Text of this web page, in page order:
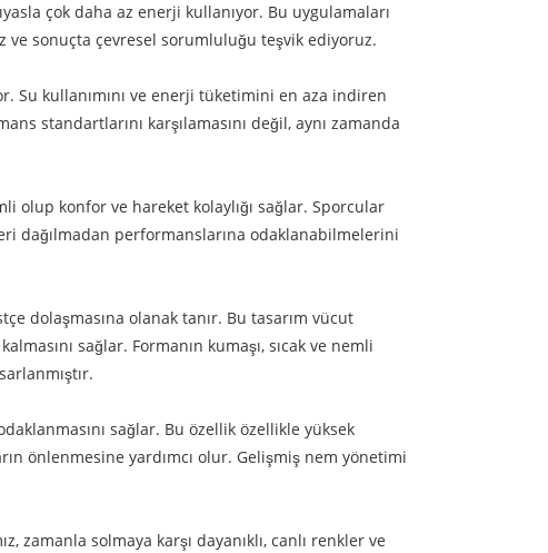
çok daha az enerji kullanıyor. Bu uygulamaları
ve sonuçta çevresel sorumluluğu teşvik ediyoruz.
kullanımını ve enerji tüketimini en aza indiren
standartlarını karşılamasını değil, aynı zamanda
olup konfor ve hareket kolaylığı sağlar. Sporcular
dağılmadan performanslarına odaklanabilmelerini
dolaşmasına olanak tanır. Bu tasarım vücut
sağlar. Formanın kumaşı, sıcak ve nemli
sağlar. Bu özellik özellikle yüksek
önlenmesine yardımcı olur. Gelişmiş nem yönetimi
solmaya karşı dayanıklı, canlı renkler ve